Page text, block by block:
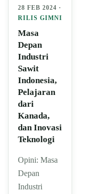
28 FEB 2024 ·
RILIS GIMNI
Masa
Depan
Industri
Sawit
Indonesia,
Pelajaran
dari
Kanada,
dan Inovasi
Teknologi
Opini: Masa
Depan
Industri